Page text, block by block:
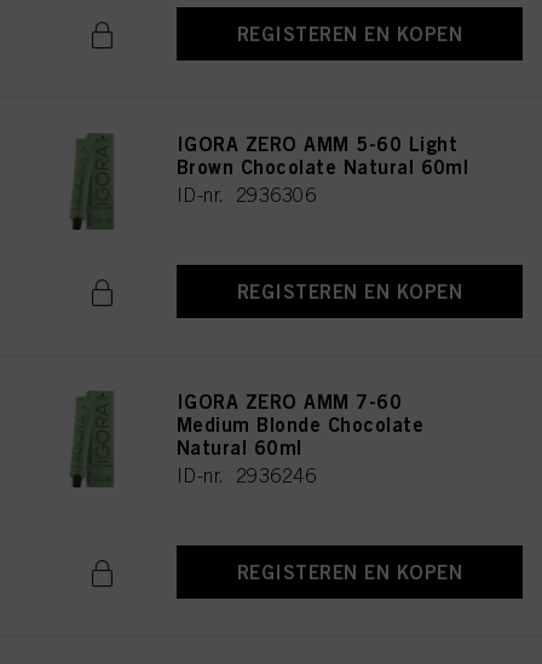
REGISTEREN EN KOPEN
IGORA ZERO AMM 5-60 Light
Brown Chocolate Natural 60ml
ID-nr. 2936306
REGISTEREN EN KOPEN
IGORA ZERO AMM 7-60
Medium Blonde Chocolate
Natural 60ml
ID-nr. 2936246
REGISTEREN EN KOPEN